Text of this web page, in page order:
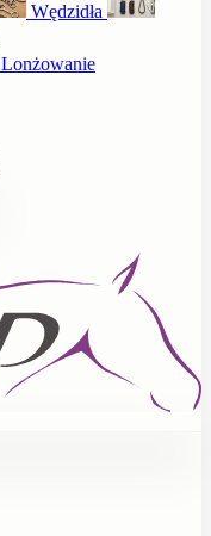
Wędzidła
Lonżowanie